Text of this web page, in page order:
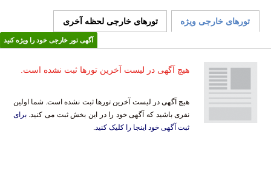
تورهای خارجی ویژه تورهای خارجی لحظه آخری
آگهی تور خارجی خود را ویژه کنید
هیچ آگهی در لیست آخرین تورها ثبت نشده است.
هیچ آگهی در لیست آخرین تورها ثبت نشده است. شما اولین
نفری باشید که آگهی خود را در این بخش ثبت می کنید.برای
ثبت آگهی خود اینجا را کلیک کنید.